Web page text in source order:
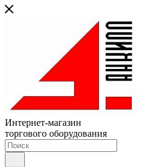
Интернет-магазин
торгового оборудования